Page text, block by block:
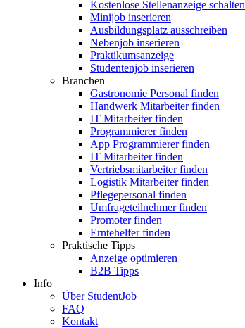
Kostenlose Stellenanzeige schalten
Minijob inserieren
Ausbildungsplatz ausschreiben
Nebenjob inserieren
Praktikumsanzeige
Studentenjob inserieren
Branchen
Gastronomie Personal finden
Handwerk Mitarbeiter finden
IT Mitarbeiter finden
Programmierer finden
App Programmierer finden
IT Mitarbeiter finden
Vertriebsmitarbeiter finden
Logistik Mitarbeiter finden
Pflegepersonal finden
Umfrageteilnehmer finden
Promoter finden
Erntehelfer finden
Praktische Tipps
Anzeige optimieren
B2B Tipps
Info
Über StudentJob
FAQ
Kontakt